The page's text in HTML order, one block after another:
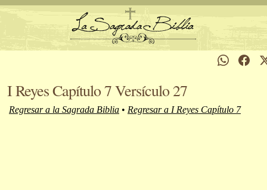
I Reyes Capítulo 7 Versículo 27
Regresar a la Sagrada Biblia • Regresar a I Reyes Capítulo 7